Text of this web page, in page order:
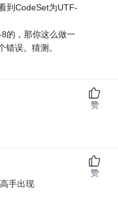
到CodeSet为UTF-
的，那你这么做一
错误。猜测。
赞
手出现
赞